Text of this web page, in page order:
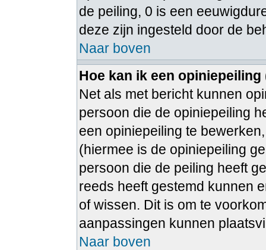
de peiling, 0 is een
deze zijn ingesteld door de
Naar boven
Hoe kan ik een
Net als met bericht kunnen
persoon die de opiniepeiling
een opiniepeiling te
(hiermee is de opiniepeiling
persoon die de peiling heeft
reeds heeft gestemd kunnen
of wissen. Dit is om te
aanpassingen kunnen
Naar boven